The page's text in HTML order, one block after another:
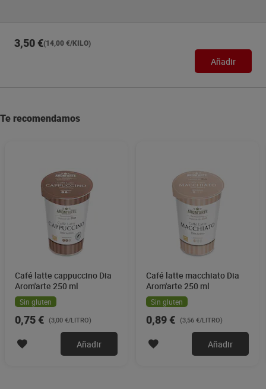
3,50 €(14,00 €/KILO)
Añadir
Te recomendamos
Café latte cappuccino Dia
Arom'arte 250 ml
Sin gluten
0,75 € (3,00 €/LITRO)
Añadir
Café latte macchiato Dia
Arom'arte 250 ml
Sin gluten
0,89 € (3,56 €/LITRO)
Añadir